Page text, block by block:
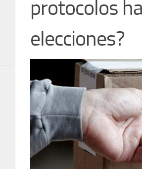
protocolos
elecciones?